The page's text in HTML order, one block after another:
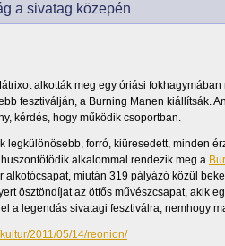
a sivatag közepén
alkották meg egy óriási
fesztiválján, a Burning Manen kiállítsák.
kérdés, hogy működik csoportban.
legkülönösebb, forró, kiüresedett, minden
alkalommal rendezik meg a
alkotócsapat, miután 319 pályázó közül
ösztöndíjat az ötfős művészcsapat, akik
a legendás sivatagi fesztiválra, nemhogy
2011/05/14/reonion/